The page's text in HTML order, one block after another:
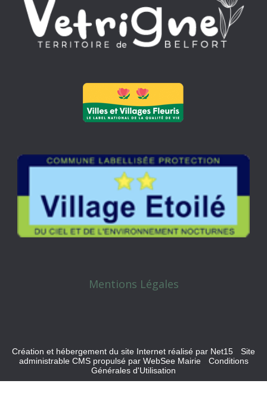
Mentions Légales
Création et hébergement du site Internet réalisé par Net15
Site
administrable CMS propulsé par WebSee Mairie- Conditions
Générales d'Utilisation